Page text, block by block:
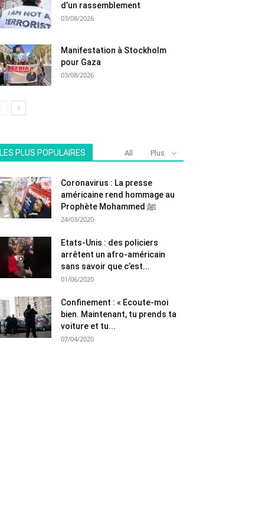
d’un rassemblement
03/08/2026
Manifestation à Stockholm
pour Gaza
03/08/2026
LES PLUS POPULAIRES All Plus
Coronavirus : La presse
américaine rend hommage au
Prophète Mohammed ﷺ
24/03/2020
Etats-Unis : des policiers
arrêtent un afro-américain
sans savoir que c’est...
01/06/2020
Confinement : « Ecoute-moi
bien. Maintenant, tu prends ta
voiture et tu...
07/04/2020